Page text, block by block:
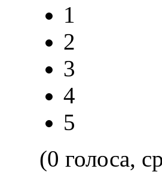
1
2
3
4
5
(0 голоса,